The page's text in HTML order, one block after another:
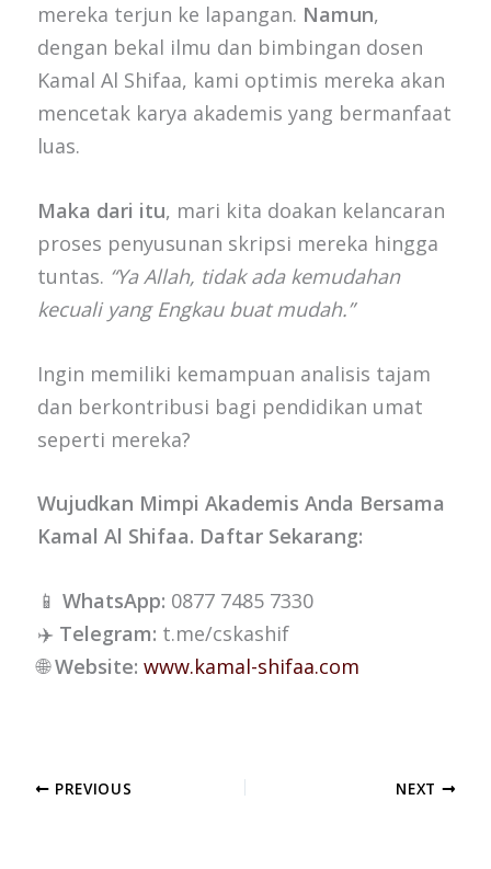
mereka terjun ke lapangan. Namun,
dengan bekal ilmu dan bimbingan dosen
Kamal Al Shifaa, kami optimis mereka akan
mencetak karya akademis yang bermanfaat
luas.
Maka dari itu, mari kita doakan kelancaran
proses penyusunan skripsi mereka hingga
tuntas. “Ya Allah, tidak ada kemudahan
kecuali yang Engkau buat mudah.”
Ingin memiliki kemampuan analisis tajam
dan berkontribusi bagi pendidikan umat
seperti mereka?
Wujudkan Mimpi Akademis Anda Bersama
Kamal Al Shifaa. Daftar Sekarang:
📱 WhatsApp: 0877 7485 7330
✈️ Telegram: t.me/cskashif
🌐Website: www.kamal-shifaa.com
PREVIOUS NEXT